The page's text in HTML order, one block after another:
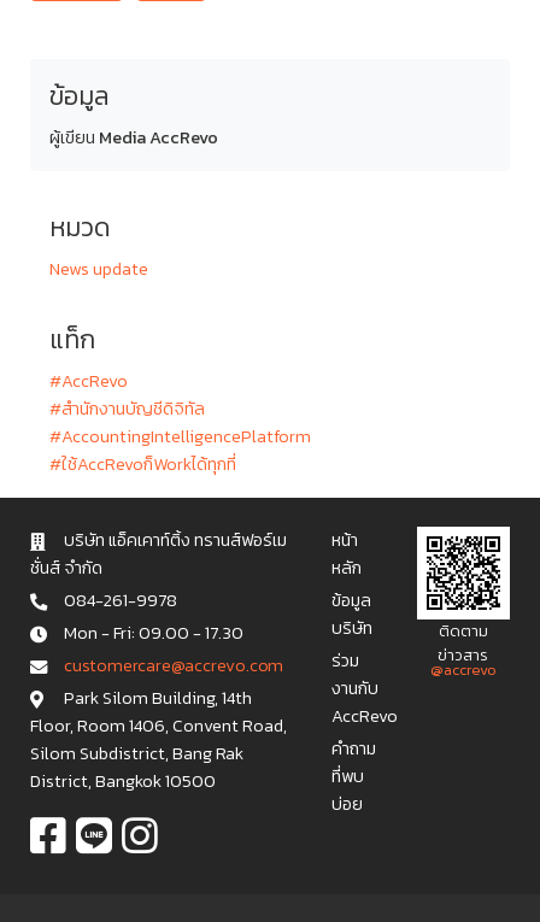
ข้อมูล
ผู้เขียน Media AccRevo
หมวด
News update
แท็ก
#AccRevo
#สำนักงานบัญชีดิจิทัล
#AccountingIntelligencePlatform
#ใช้AccRevoก็Workได้ทุกที่
บริษัท แอ็คเคาท์ติ้ง ทรานส์ฟอร์เม
ชั่นส์ จำกัด
084-261-9978
Mon - Fri: 09.00 - 17.30
c u s t o m e r c a r e @ a c c r e v o . c o m
Park Silom Building, 14th
Floor, Room 1406, Convent Road,
Silom Subdistrict, Bang Rak
District, Bangkok 10500
หน้า
หลัก
ข้อมูล
บริษัท
ร่วม
งานกับ
AccRevo
คำถาม
ที่พบ
บ่อย
ติดตาม
ข่าวสาร
@accrevo